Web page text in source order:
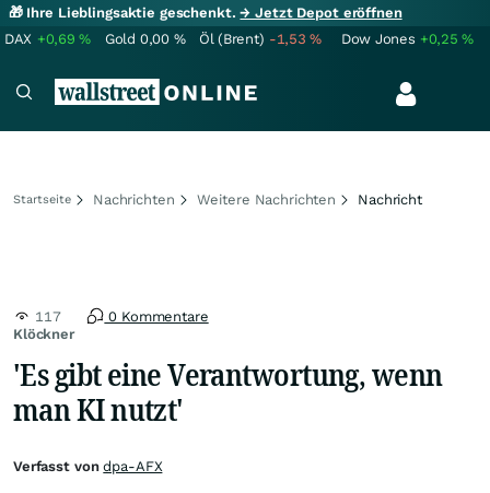
🎁 Ihre Lieblingsaktie geschenkt.→ Jetzt Depot eröffnen
DAX +0,69% Gold 0,00 % Öl (Brent) -1,53% Dow Jones +0,25%
Startseite Nachrichten Weitere Nachrichten Nachricht
Klöckner
117 0 Kommentare
'Es gibt eine Verantwortung, wenn
man KI nutzt'
Verfasst vondpa-AFX